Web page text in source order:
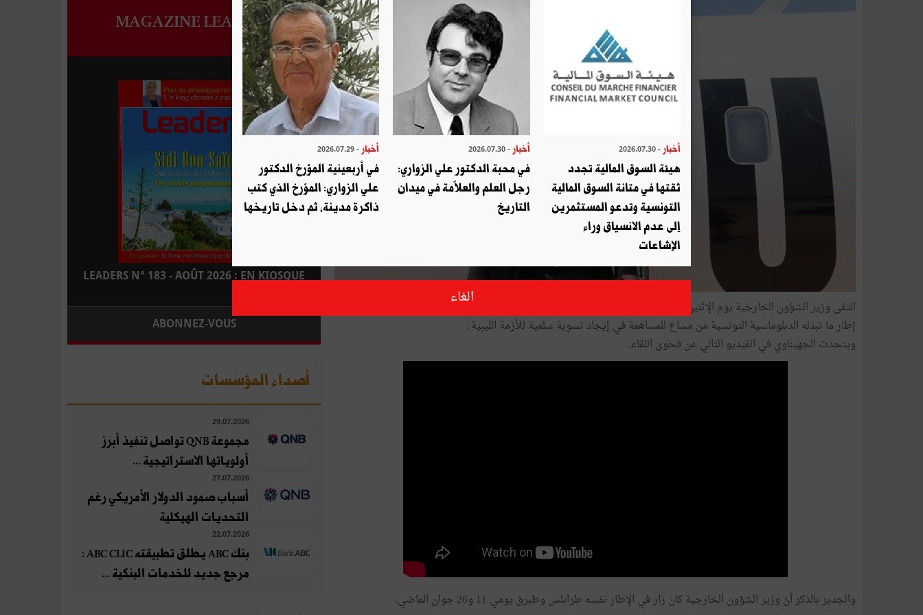
التقى وزير الشؤون الخارجية يوم الإثنين 16 جويلية الجاري ببنغازي قائد الجيش الليبي خليفة حفتر. وتندرج هذه الزيارة في
إطار ما تبذله الدبلوماسية التونسية من مساع للمساهمة في إيجاد تسوية سلمية للأزمة الليبية .
ويتحدث الجهيناوي في الفيديو التالي عن فحوى اللقاء.
والجدير بالذكر أنّ وزير الشؤون الخارجية كان زار في الإطار نفسه طرابلس وطبرق يومي 11 و26 جوان الماضي.
MAGAZINE LEADERS
LEADERS N° 183 - AOÛT 2026 : EN KIOSQUE
ABONNEZ-VOUS
أصداء المؤسسات
29.07.2026
مجموعة QNB تواصل تنفيذ أبرز
أولوياتها الاستراتيجية ...
27.07.2026
أسباب صمود الدولار الأمريكي رغم
التحديات الهيكلية
22.07.2026
بنك ABC يطلق تطبيقته ABC CLIC :
مرجع جديد للخدمات البنكية ...
أخبار - 2026.07.30
هيئة السوق المالية تجدد
ثقتها في متانة السوق المالية
التونسية وتدعو المستثمرين
إلى عدم الانسياق وراء
الإشاعات
أخبار - 2026.07.30
في محبة الدكتور علي الزواري:
رجل العلم والعلاّمة في ميدان
التاريخ
أخبار - 2026.07.29
في أربعينية المؤرخ الدكتور
علي الزواري: المؤرخ الذي كتب
ذاكرة مدينة، ثم دخل تاريخها
الغاء